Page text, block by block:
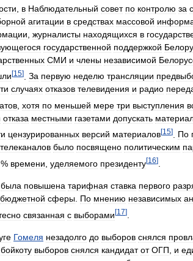
в Наблюдательный совет по контролю за
агитации в средствах массовой
журналисты находящихся в
государственной поддержкой
СМИ и члены независимой
[15] За первую неделю трансляции
случаях отказов телевидения и радио
хотя по меньшей мере три выступления
отказа местными газетами допускать
цензурированных версий материалов[15] По
телеканалов было посвящено политическим
% времени уделяемого президенту[16]
была повышена тарифная ставка первого
бюджетной сферы По мнению независимых
связанная с выборами [17]
Гомеля незадолго до выборов снялся
бойкоту выборов снялся кандидат от ОГП и